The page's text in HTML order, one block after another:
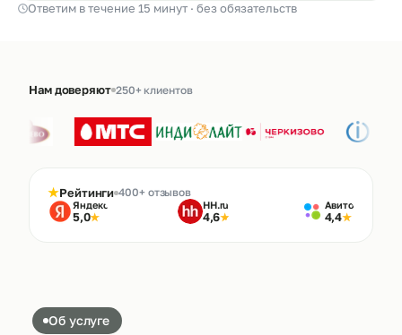
Ответим в течение 15 минут · без обязательств
Нам доверяют 250+ клиентов
★Рейтинги 400+ отзывов
Яндекс
5,0★
HH.ru
4,6★
Авито
4,4★
Об услуге